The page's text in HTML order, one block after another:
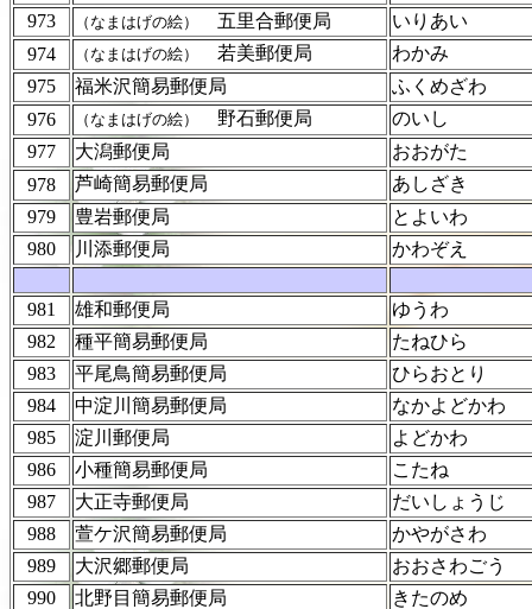
973
（なまはげの絵） 五里合郵便局
いりあい
974
（なまはげの絵） 若美郵便局
わかみ
975
福米沢簡易郵便局
ふくめざわ
976
（なまはげの絵） 野石郵便局
のいし
977
大潟郵便局
おおがた
978
芦崎簡易郵便局
あしざき
979
豊岩郵便局
とよいわ
980
川添郵便局 かわぞえ
981 雄和郵便局
ゆうわ
982
種平簡易郵便局
たねひら
983
平尾鳥簡易郵便局
ひらおとり
984
中淀川簡易郵便局
なかよどかわ
985
淀川郵便局
よどかわ
986
小種簡易郵便局
こたね
987
大正寺郵便局
だいしょうじ
988
萱ケ沢簡易郵便局
かやがさわ
989
大沢郷郵便局
おおさわごう
990
北野目簡易郵便局 きたのめ